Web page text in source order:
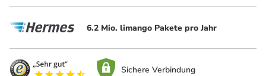
6.2 Mio. limango Pakete pro Jahr
Sichere Verbindung